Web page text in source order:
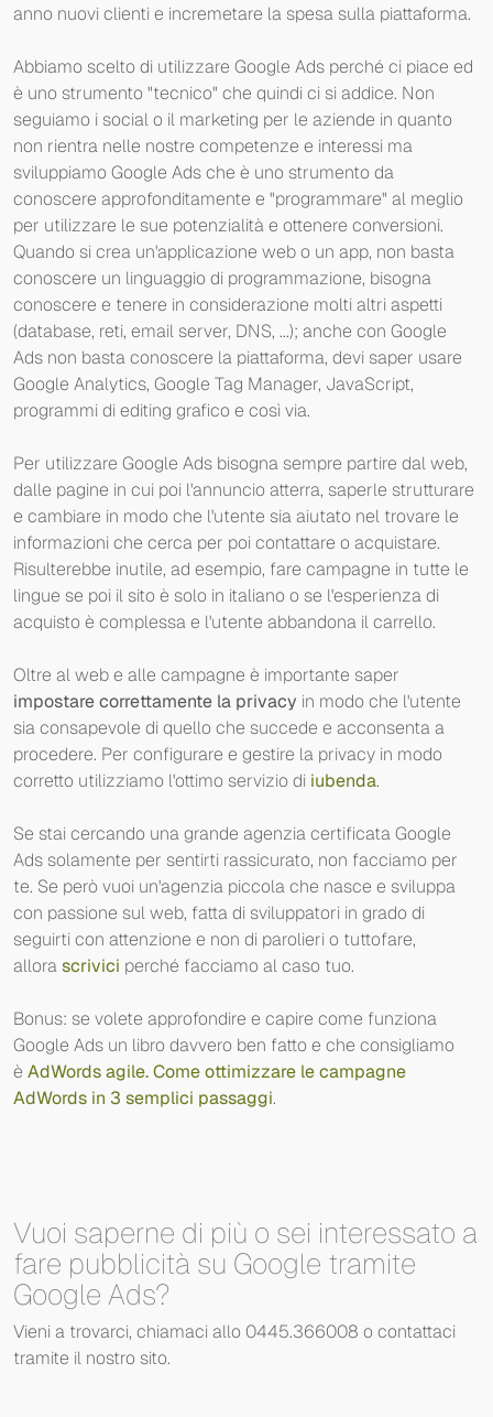
anno nuovi clienti e incremetare la spesa sulla piattaforma.
Abbiamo scelto di utilizzare Google Ads perché ci piace ed
è uno strumento "tecnico" che quindi ci si addice. Non
seguiamo i social o il marketing per le aziende in quanto
non rientra nelle nostre competenze e interessi ma
sviluppiamo Google Ads che è uno strumento da
conoscere approfonditamente e "programmare" al meglio
per utilizzare le sue potenzialità e ottenere conversioni.
Quando si crea un'applicazione web o un app, non basta
conoscere un linguaggio di programmazione, bisogna
conoscere e tenere in considerazione molti altri aspetti
(database, reti, email server, DNS, ...); anche con Google
Ads non basta conoscere la piattaforma, devi saper usare
Google Analytics, Google Tag Manager, JavaScript,
programmi di editing grafico e così via.
Per utilizzare Google Ads bisogna sempre partire dal web,
dalle pagine in cui poi l'annuncio atterra, saperle strutturare
e cambiare in modo che l'utente sia aiutato nel trovare le
informazioni che cerca per poi contattare o acquistare.
Risulterebbe inutile, ad esempio, fare campagne in tutte le
lingue se poi il sito è solo in italiano o se l'esperienza di
acquisto è complessa e l'utente abbandona il carrello.
Oltre al web e alle campagne è importante saper
impostare correttamente la privacy in modo che l'utente
sia consapevole di quello che succede e acconsenta a
procedere. Per configurare e gestire la privacy in modo
corretto utilizziamo l'ottimo servizio di iubenda.
Se stai cercando una grande agenzia certificata Google
Ads solamente per sentirti rassicurato, non facciamo per
te. Se però vuoi un'agenzia piccola che nasce e sviluppa
con passione sul web, fatta di sviluppatori in grado di
seguirti con attenzione e non di parolieri o tuttofare,
allorascrivici perché facciamo al caso tuo.
Bonus: se volete approfondire e capire come funziona
Google Ads un libro davvero ben fatto e che consigliamo
è AdWords agile. Come ottimizzare le campagne
AdWords in 3 semplici passaggi.
Vuoi saperne di più o sei interessato a
fare pubblicità su Google tramite
Google Ads?
Vieni a trovarci, chiamaci allo 0445.366008 o contattaci
tramite il nostro sito.